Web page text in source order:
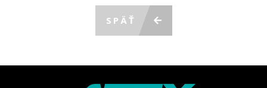
SPÄŤ